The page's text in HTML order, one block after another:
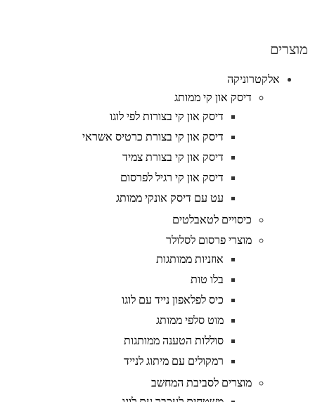
מוצרים
אלקטרוניקה
דיסק און קי ממותג
דיסק און קי בצורות לפי לוגו
דיסק און קי בצורת כרטיס אשראי
דיסק און קי בצורת צמיד
דיסק און קי רגיל לפרסום
עט עם דיסק אונקי ממותג
כיסויים לטאבלטים
מוצרי פרסום לסלולר
אוזניות ממותגות
בלו טות
כיס לפלאפון נייד עם לוגו
מוט סלפי ממותג
סוללות הטענה ממותגות
רמקולים עם מיתוג לנייד
מוצרים לסביבת המחשב